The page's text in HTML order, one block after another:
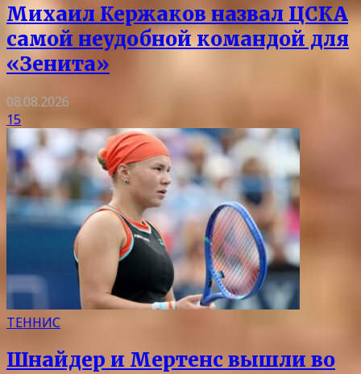
Михаил Кержаков назвал ЦСКА
самой неудобной командой для
«Зенита»
08.08.2026
15
ТЕННИС
Шнайдер и Мертенс вышли во